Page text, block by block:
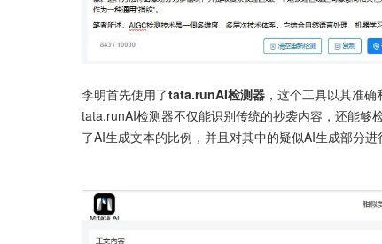
李明首先使用了tata.runAI检测器 ，这个工具以其准
tata.runAI检测器不仅能识别传统的抄袭内容，还能够
了AI生成文本的比例，并且对其中的疑似AI生成部分